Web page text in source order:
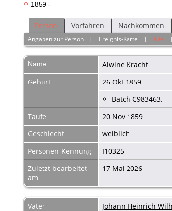
1859 -
Person Vorfahren Nachkommen
Angaben zur Person | Ereignis-Karte |Alle
Name Alwine Kracht
Geburt
26 Okt 1859
Batch C983463.
Taufe
20 Nov 1859
Geschlecht
weiblich
Personen-Kennung
I10325
Zuletzt bearbeitet
am
17 Mai 2026
Vater Johann Heinrich